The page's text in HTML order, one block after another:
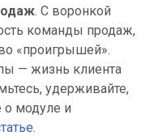
. С воронкой
команды продаж,
«проигрышей».
— жизнь клиента
удерживайте,
о модуле и
.